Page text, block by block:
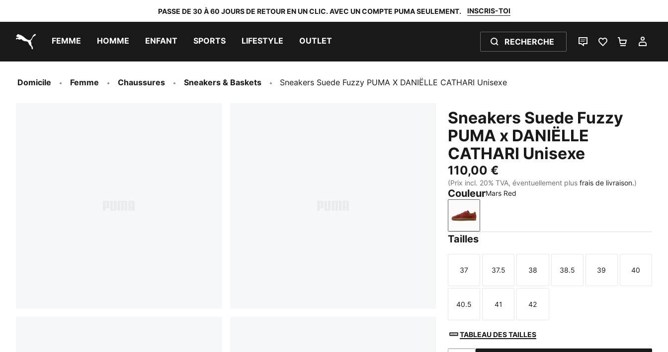
PASSE DE 30 À 60 JOURS DE RETOUR EN UN CLIC. AVEC UN COMPTE PUMA SEULEMENT. INSCRIS-TOI
FEMME HOMME ENFANT SPORTS LIFESTYLE OUTLET RECHERCHE
LIVE CHATFAVORIS 0PANIER 0
Domicile Femme Chaussures Sneakers & Baskets Sneakers Suede Fuzzy PUMA X DANIËLLE CATHARI Unisexe
Sneakers Suede Fuzzy
PUMA x DANIËLLE
CATHARI Unisexe
110,00 €
(Prix incl. 20% TVA, éventuellement plusfrais de livraison.)
CouleurMars Red
Mars Red
Tailles
Taille
37
Taille
37.5
Taille
38
Taille
38.5
Taille
39
Taille
40
Taille
40.5
Taille
41
Taille
42
TABLEAU DES TAILLES